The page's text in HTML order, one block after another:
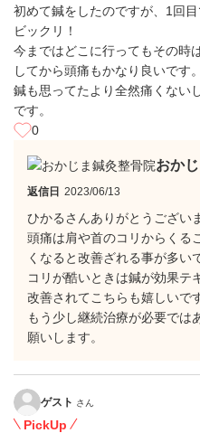
初めて鍼をしたのですが、1回
ビックリ！
今まではどこに行ってもその時
してから頭痛もかなり良いです。
鍼も思ってたより全然痛くない
です。
0
おか
返信日 2023/06/13
ひかるさんありがとうござい
頭痛は肩や首のコリからくる
くなると改善ざれる事が多い
コリが酷いときは鍼が効果テ
改善されてこちらも嬉しいで
もう少し継続治療が必要では
願いします。
ゲスト さん
PickUp